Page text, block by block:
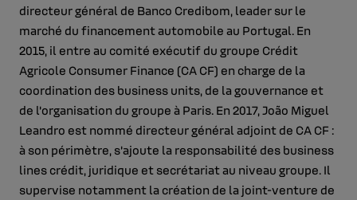
directeur général de Banco Credibom, leader sur le
marché du financement automobile au Portugal. En
2015, il entre au comité exécutif du groupe Crédit
Agricole Consumer Finance (CA CF) en charge de la
coordination des business units, de la gouvernance et
de l’organisation du groupe à Paris. En 2017, João Miguel
Leandro est nommé directeur général adjoint de CA CF :
à son périmètre, s’ajoute la responsabilité des business
lines crédit, juridique et secrétariat au niveau groupe. Il
supervise notamment la création de la joint-venture de